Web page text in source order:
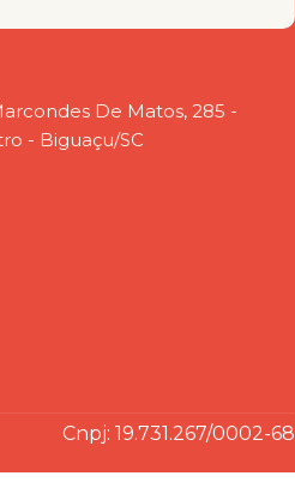
De Matos, 285 -
- Biguaçu/SC
Cnpj: 19.731.267/0002-68